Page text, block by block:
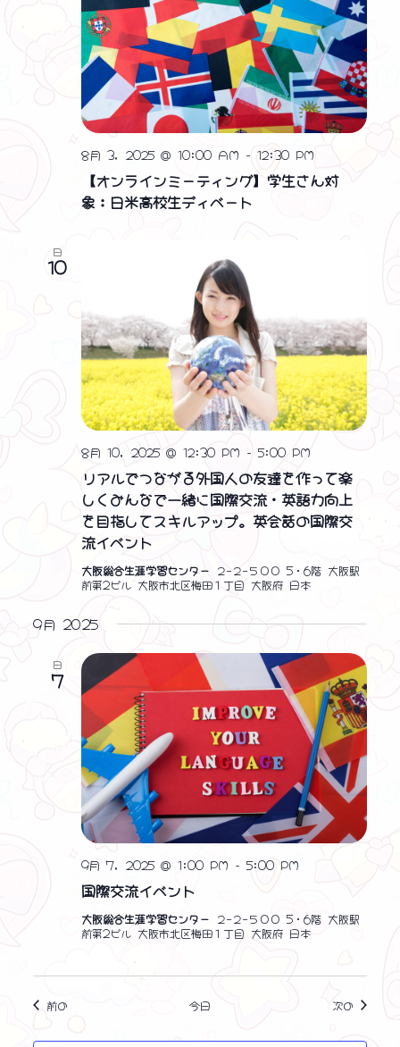
【オンラインミーティング】学生さん対
象：日米高校生ディベート
8月 3, 2025 @ 10:00 AM -12:30 PM
日
10
リアルでつながる外国人の友達を作って楽
しくみんなで一緒に国際交流・英語力向上
を目指してスキルアップ。英会話の国際交
流イベント
8月 10, 2025 @ 12:30 PM -5:00 PM
大阪総合生涯学習センター ２−２−５００ 5・6階 大阪駅
前第2ビル 大阪市北区梅田１丁目 大阪府 日本
9月 2025
日
7
国際交流イベント
9月 7, 2025 @ 1:00 PM -5:00 PM
大阪総合生涯学習センター ２−２−５００ 5・6階 大阪駅
前第2ビル 大阪市北区梅田１丁目 大阪府 日本
前の 今日 次のイベント